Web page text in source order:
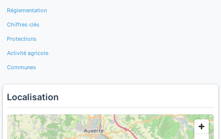
Réglementation
Chiffres clés
Protections
Activité agricole
Communes
Localisation